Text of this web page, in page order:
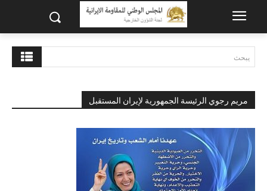
يبحث
مريم رجوي الرئيسة الجمهورية لإيران المستقبل